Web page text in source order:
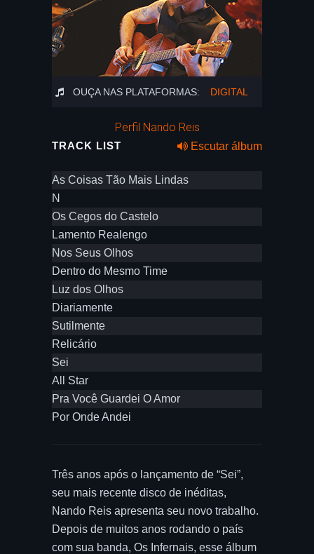
OUÇA NAS PLATAFORMAS: DIGITAL
Perfil Nando Reis
TRACK LIST Escutar álbum
As Coisas Tão Mais Lindas
N
Os Cegos do Castelo
Lamento Realengo
Nos Seus Olhos
Dentro do Mesmo Time
Luz dos Olhos
Diariamente
Sutilmente
Relicário
Sei
All Star
Pra Você Guardei O Amor
Por Onde Andei
Três anos após o lançamento de “Sei”,
seu mais recente disco de inéditas,
Nando Reis apresenta seu novo trabalho.
Depois de muitos anos rodando o país
com sua banda, Os Infernais, esse álbum